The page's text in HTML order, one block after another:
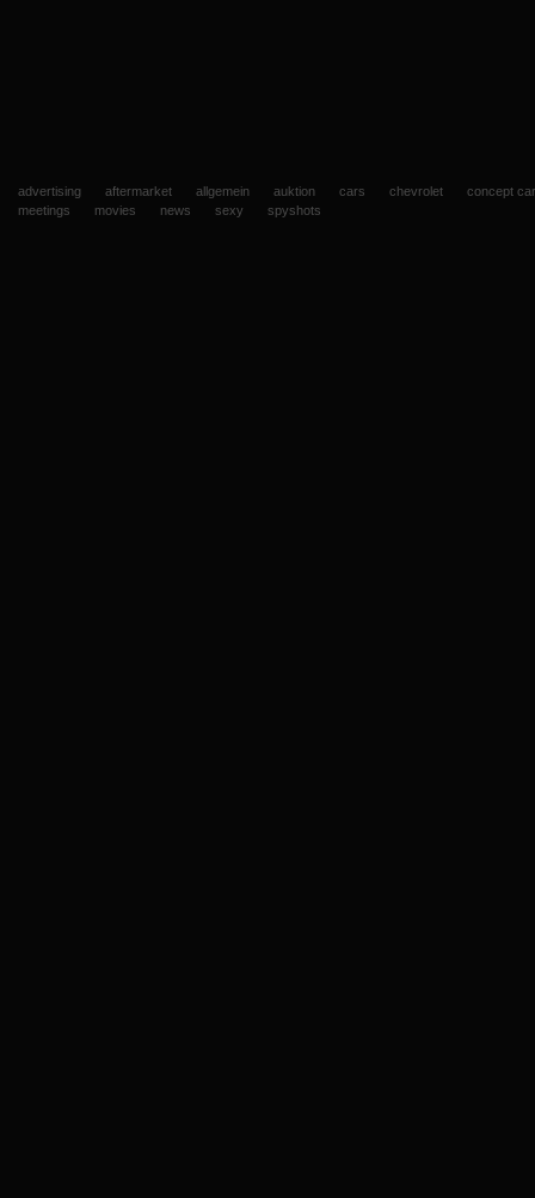
advertising aftermarket allgemein auktion cars chevrolet
concept
meetings
movies news sexy spyshots